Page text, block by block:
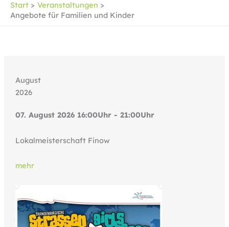
Start
Veranstaltungen
Angebote für Familien und Kinder
August
2026
07. August 2026 16:00Uhr - 21:00Uhr
Lokalmeisterschaft Finow
mehr